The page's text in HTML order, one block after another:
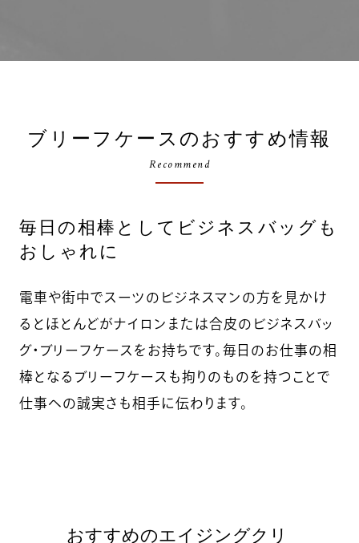
ブリーフケースのおすすめ情報
Recommend
毎日の相棒としてビジネスバッグも
おしゃれに
電車や街中でスーツのビジネスマンの方を見かけ
るとほとんどがナイロンまたは合皮のビジネスバッ
グ・ブリーフケースをお持ちです。毎日のお仕事の相
棒となるブリーフケースも拘りのものを持つことで
仕事への誠実さも相手に伝わります。
おすすめのエイジングクリ